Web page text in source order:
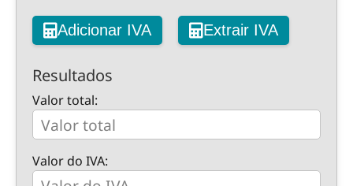
Adicionar IVA Extrair IVA
Resultados
Valor total:
Valor do IVA: